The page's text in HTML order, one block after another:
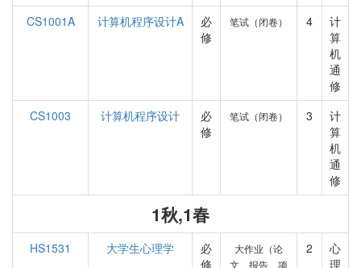
CS1001A
计算机程序设计A
必
修
笔试（闭卷） 4
计
算
机
通
修
CS1003
计算机程序设计
必
修
笔试（闭卷） 3
计
算
机
通
修
1秋,1春
HS1531 大学生心理学
必
修
大作业（论
文、报告、项
2
心
理